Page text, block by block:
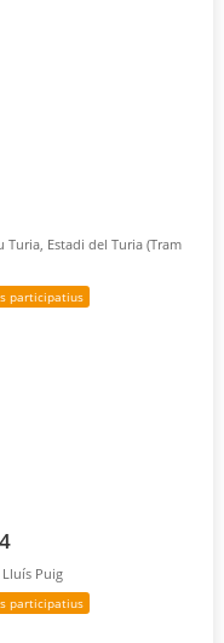
Turia, Estadi del Turia (Tram
participatius
Puig
participatius